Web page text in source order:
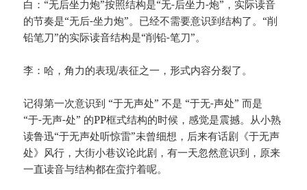
白：“无后坐力炮”按照结构是“无-后坐力-炮”，实际读音
的节奏是“无后-坐力炮”。已经不需要意识到结构了。“削
铅笔刀”的实际读音结构是“削铅-笔刀”。
李：哈，角力的表现/表征之一，形式内容分裂了。
记得第一次意识到 “于无声处” 不是 “于无-声处” 而是
“于-无声-处” 的PP框式结构的时候，感觉是震撼。从小熟
读鲁迅“于无声处听惊雷”未曾细想，后来有话剧《于无声
处》风行，大街小巷议论此剧，有一天忽然意识到，原来
一直读音与结构都在蛮拧着呢。